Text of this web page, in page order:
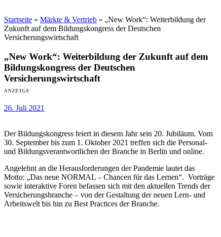
Startseite » Märkte & Vertrieb » „New Work“: Weiterbildung der
Zukunft auf dem Bildungskongress der Deutschen
Versicherungswirtschaft
„New Work“: Weiterbildung der Zukunft auf dem
Bildungskongress der Deutschen
Versicherungswirtschaft
ANZEIGE
26. Juli 2021
Der Bildungskongress feiert in diesem Jahr sein 20. Jubiläum. Vom
30. September bis zum 1. Oktober 2021 treffen sich die Personal-
und Bildungsverantwortlichen der Branche in Berlin und online.
Angelehnt an die Herausforderungen der Pandemie lautet das
Motto: „Das neue NORMAL – Chancen für das Lernen“. Vorträge
sowie interaktive Foren befassen sich mit den aktuellen Trends der
Versicherungsbranche – von der Gestaltung der neuen Lern- und
Arbeitswelt bis hin zu Best Practices der Branche.